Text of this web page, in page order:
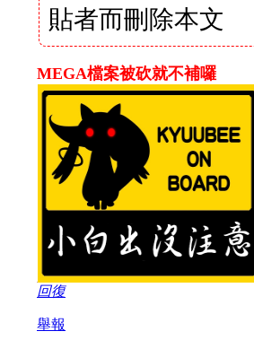
貼者而刪除本文
MEGA檔案被砍就不補囉
回復
舉報